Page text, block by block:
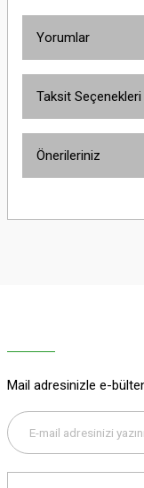
Yorumlar
Taksit Seçenekleri
Önerileriniz
yetersiz gördüğünüz
Bu ürüne benzer
Mail adresinizle e-